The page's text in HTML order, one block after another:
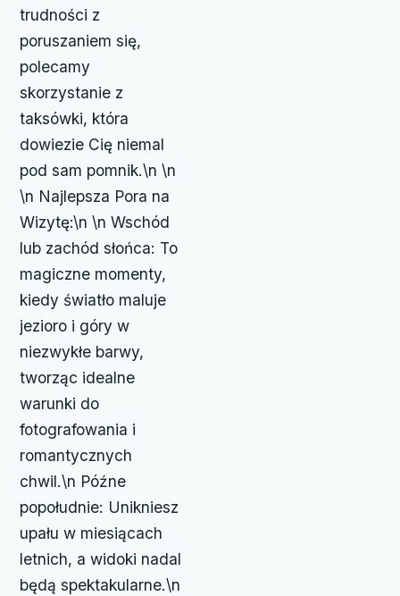
trudności z
poruszaniem się,
polecamy
skorzystanie z
taksówki, która
dowiezie Cię niemal
pod sam pomnik.\n \n
\n Najlepsza Pora na
Wizytę:\n \n Wschód
lub zachód słońca: To
magiczne momenty,
kiedy światło maluje
jezioro i góry w
niezwykłe barwy,
tworząc idealne
warunki do
fotografowania i
romantycznych
chwil.\n Późne
popołudnie: Unikniesz
upału w miesiącach
letnich, a widoki nadal
będą spektakularne.\n